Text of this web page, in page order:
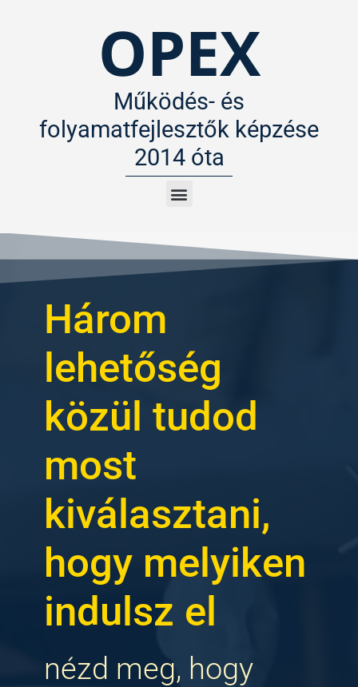
OPEX
Működés- és
folyamatfejlesztők képzése
2014 óta
Három
lehetőség
közül tudod
most
kiválasztani,
hogy melyiken
indulsz el
nézd meg, hogy